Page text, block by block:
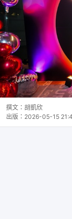
撰文： 胡凱欣
出版： 2026-05-15